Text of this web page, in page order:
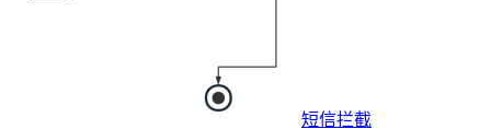
短信拦截